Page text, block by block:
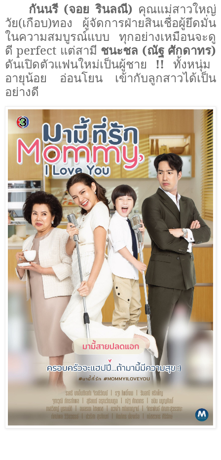
กันนรี (จอย รินลณี) คุณแม่สาวใหญ่
วัย(เกือบ)ทอง
ผู้จัดการฝ่ายสินเชื่อผู้ยึดมั่น
ในความสมบูรณ์แบบ ทุกอย่างเหมือนจะดู
ดีperfect แต่สามี ชนะชล (ณัฐ ศักดาทร)
ดันเปิดตัวแฟนใหม่เป็นผู้ชาย !!
ทั้งหนุ่ม
อายุน้อย อ่อนโยน เข้ากับลูกสาวได้เป็น
อย่างดี